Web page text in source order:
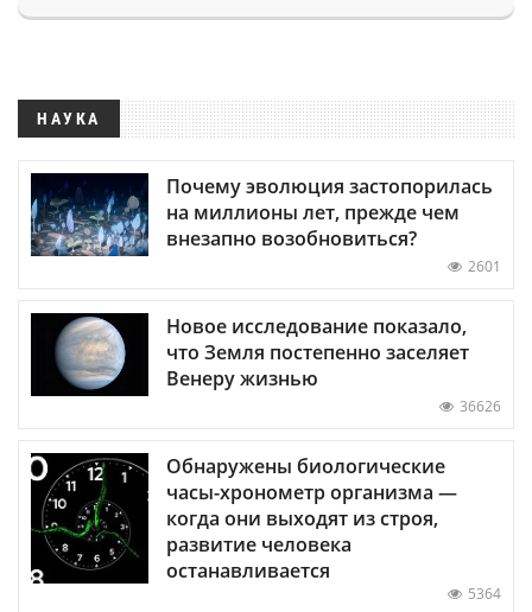
НАУКА
Почему эволюция застопорилась
на миллионы лет, прежде чем
внезапно возобновиться?
2601
Новое исследование показало,
что Земля постепенно заселяет
Венеру жизнью
36626
Обнаружены биологические
часы-хронометр организма —
когда они выходят из строя,
развитие человека
останавливается
5364